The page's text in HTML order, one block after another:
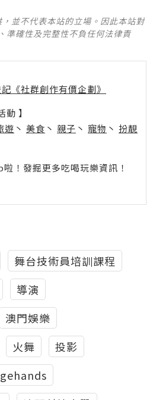
並不代表本站的立場。因此本站對
準確性及完整性不負任何法律責
《社群創作有價企劃》
】
遊 丶 美食 丶 親子 丶 寵物 丶 扮靚
！發掘更多吃喝玩樂資訊！
舞台技術員培訓課程
導演
澳門娛樂
火舞
投影